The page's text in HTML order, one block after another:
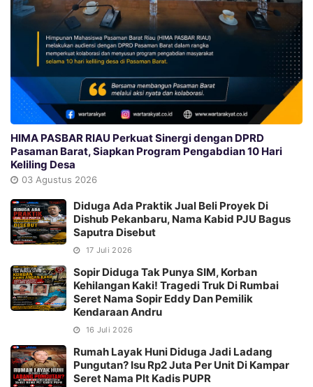
HIMA PASBAR RIAU Perkuat Sinergi dengan DPRD
Pasaman Barat, Siapkan Program Pengabdian 10 Hari
Keliling Desa
03 Agustus 2026
Diduga Ada Praktik Jual Beli Proyek Di
Dishub Pekanbaru, Nama Kabid PJU Bagus
Saputra Disebut
17 Juli 2026
Sopir Diduga Tak Punya SIM, Korban
Kehilangan Kaki! Tragedi Truk Di Rumbai
Seret Nama Sopir Eddy Dan Pemilik
Kendaraan Andru
16 Juli 2026
Rumah Layak Huni Diduga Jadi Ladang
Pungutan? Isu Rp2 Juta Per Unit Di Kampar
Seret Nama Plt Kadis PUPR